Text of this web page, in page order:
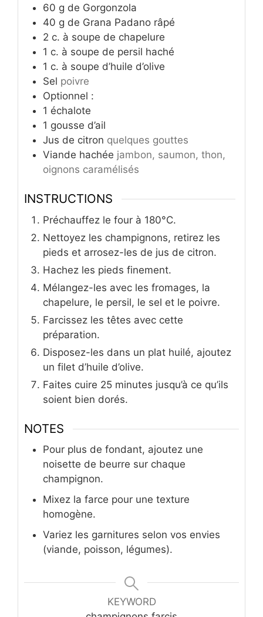
60 g de Gorgonzola
40 g de Grana Padano râpé
2 c. à soupe de chapelure
1 c. à soupe de persil haché
1 c. à soupe d’huile d’olive
Sel poivre
Optionnel :
1 échalote
1 gousse d’ail
Jus de citron quelques gouttes
Viande hachée jambon, saumon, thon,
oignons caramélisés
INSTRUCTIONS
Préchauffez le four à 180°C.
Nettoyez les champignons, retirez les
pieds et arrosez-les de jus de citron.
Hachez les pieds finement.
Mélangez-les avec les fromages, la
chapelure, le persil, le sel et le poivre.
Farcissez les têtes avec cette
préparation.
Disposez-les dans un plat huilé, ajoutez
un filet d’huile d’olive.
Faites cuire 25 minutes jusqu’à ce qu’ils
soient bien dorés.
NOTES
Pour plus de fondant, ajoutez une
noisette de beurre sur chaque
champignon.
Mixez la farce pour une texture
homogène.
Variez les garnitures selon vos envies
(viande, poisson, légumes).
KEYWORD